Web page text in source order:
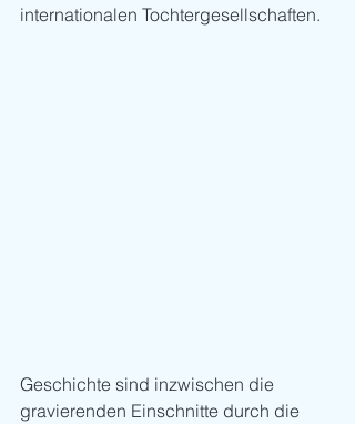
internationalen Tochtergesellschaften.
Geschichte sind inzwischen die
gravierenden Einschnitte durch die